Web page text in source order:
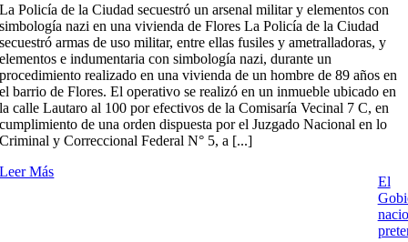
La Policía de la Ciudad secuestró un arsenal militar y elementos con
simbología nazi en una vivienda de Flores La Policía de la Ciudad
secuestró armas de uso militar, entre ellas fusiles y ametralladoras, y
elementos e indumentaria con simbología nazi, durante un
procedimiento realizado en una vivienda de un hombre de 89 años en
el barrio de Flores. El operativo se realizó en un inmueble ubicado en
la calle Lautaro al 100 por efectivos de la Comisaría Vecinal 7 C, en
cumplimiento de una orden dispuesta por el Juzgado Nacional en lo
Criminal y Correccional Federal N° 5, a [...]
Leer Más
El